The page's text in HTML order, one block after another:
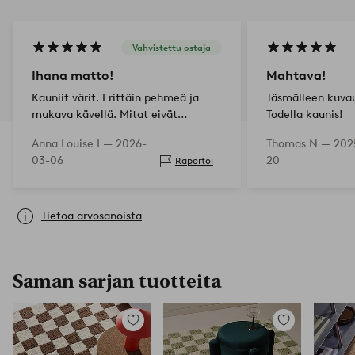
Vahvistettu ostaja
Ihana matto!
Kauniit värit. Erittäin pehmeä ja
mukava kävellä. Mitat eivät
mutta matto on niin pehmeä, että
reunat voi taittaa sisään. Erittäin
Anna Louise I — 2026-
03-06
Raportoi
Mahtava!
Täsmälleen
Todella kaunis!
Thomas N —
20
Tietoa arvosanoista
Saman sarjan tuotteita
Lisää
suosikkeihin
Lisää
suosikkeihin